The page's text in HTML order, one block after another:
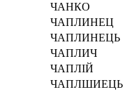
ЧАНКО
ЧАПЛИНЕЦ
ЧАПЛИНЕЦЬ
ЧАПЛИЧ
ЧАПЛІЙ
ЧАПЛШИЕЦЬ